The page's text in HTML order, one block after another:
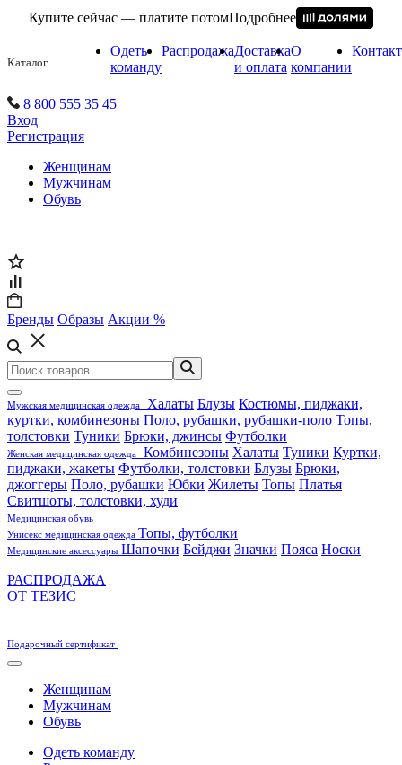
Купите сейчас — платите потомПодробнее
Каталог
Одеть
команду
РаспродажаДоставка
и оплата
О
компании
8 800 555 35 45
Вход
Регистрация
Женщинам
Мужчинам
Обувь
Бренды Образы Акции %
Мужская медицинская одежда Халаты Блузы Костюмы, пиджаки,
куртки, комбинезоны Поло, рубашки, рубашки-поло Топы,
толстовки Туники Брюки, джинсы Футболки
Женская медицинская одежда Комбинезоны Халаты Туники Куртки,
пиджаки, жакеты Футболки, толстовки Блузы Брюки,
джоггеры Поло, рубашки Юбки Жилеты Топы Платья
Свитшоты, толстовки, худи
Медицинская обувь
Унисекс медицинская одежда Топы, футболки
Медицинские аксессуары Шапочки Бейджи Значки Пояса Носки
РАСПРОДАЖА
ОТ ТЕЗИС
Подарочный сертификат
Женщинам
Мужчинам
Обувь
Одеть команду